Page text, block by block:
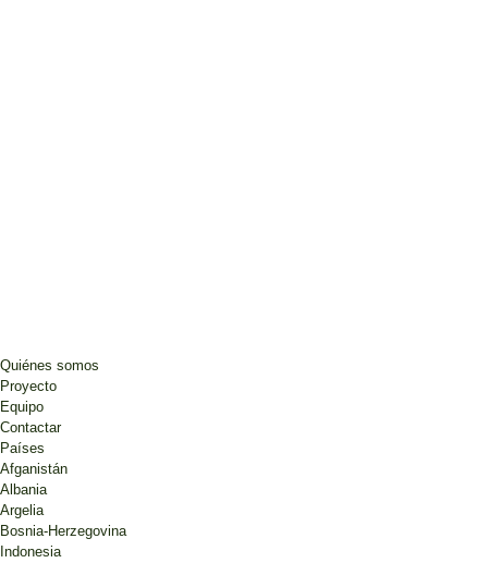
Quiénes somos
Proyecto
Equipo
Contactar
Países
Afganistán
Albania
Argelia
Bosnia-Herzegovina
Indonesia